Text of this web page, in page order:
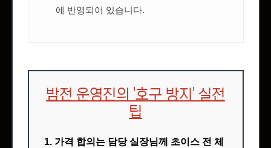
에 반영되어 있습니다.
밤전 운영진의 '호구 방지' 실전
팁
1. 가격 합의는 담당 실장님께 초이스 전 체